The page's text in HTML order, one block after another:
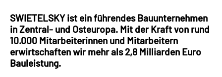
SWIETELSKY ist ein führendes Bauunternehmen
in Zentral- und Osteuropa. Mit der Kraft von rund
10.000 Mitarbeiterinnen und Mitarbeitern
erwirtschaften wir mehr als 2,8 Milliarden Euro
Bauleistung.